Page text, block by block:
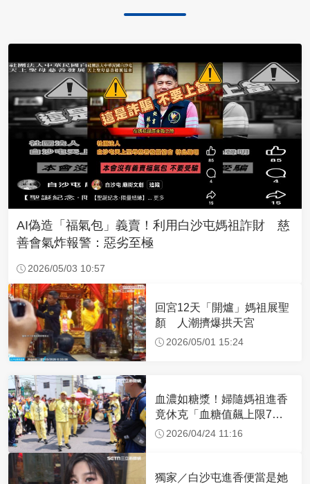
AI偽造「福氣包」義賣！利用白沙屯媽祖詐財 慈
善會氣炸報警：惡劣至極
2026/05/03 10:57
回宮12天「開爐」媽祖展聖
顏 人潮擠爆拱天宮
2026/05/01 15:24
血濃如糖漿！婦隨媽祖進香
竟休克「血糖值飆上限7
倍」 醫曝原因
2026/04/24 11:16
獨家／白沙屯進香便當是她